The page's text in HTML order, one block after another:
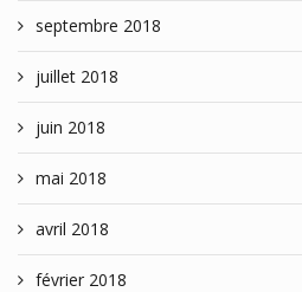
septembre 2018
juillet 2018
juin 2018
mai 2018
avril 2018
février 2018